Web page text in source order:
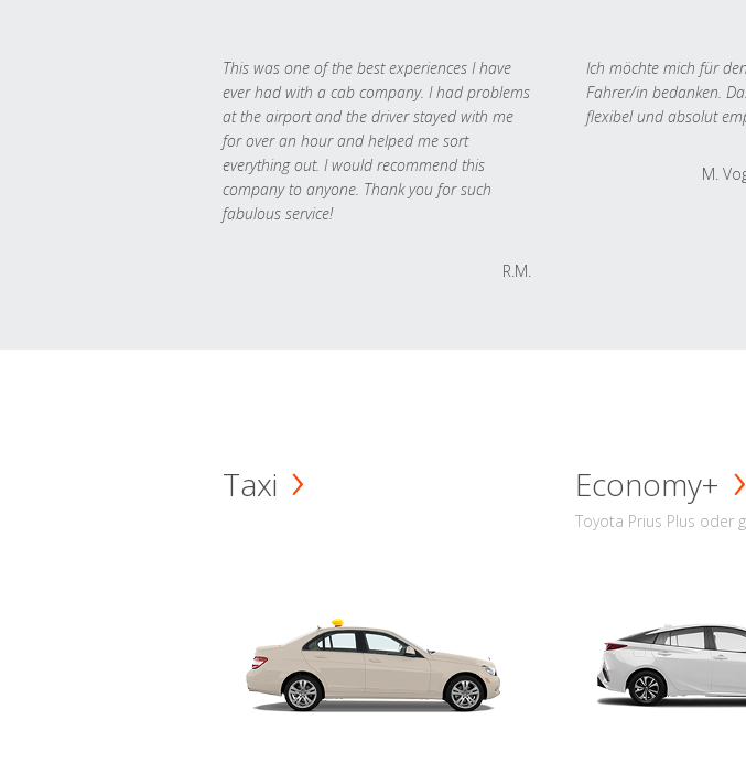
This was one of the best experiences I have
ever had with a cab company. I had problems
at the airport and the driver stayed with me
for over an hour and helped me sort
everything out. I would recommend this
company to anyone. Thank you for such
fabulous service!
R.M.
Ich möchte mich für
Fahrer/in bedanken.
flexibel und absolut
M.
Taxi Economy+
Toyota Prius Plus oder